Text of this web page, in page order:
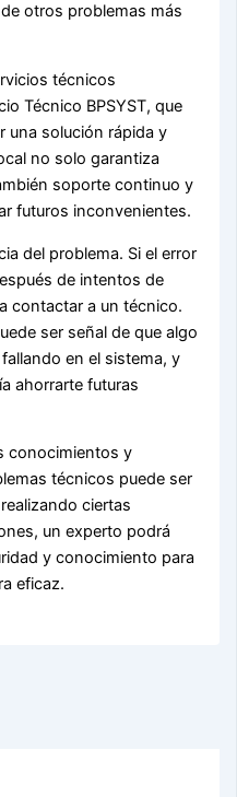
otros problemas más
técnicos
Técnico BPSYST, que
una solución rápida y
no solo garantiza
soporte continuo y
futuros inconvenientes.
del problema. Si el error
de intentos de
contactar a un técnico.
ser señal de que algo
en el sistema, y
ahorrarte futuras
conocimientos y
técnicos puede ser
ciertas
un experto podrá
y conocimiento para
eficaz.